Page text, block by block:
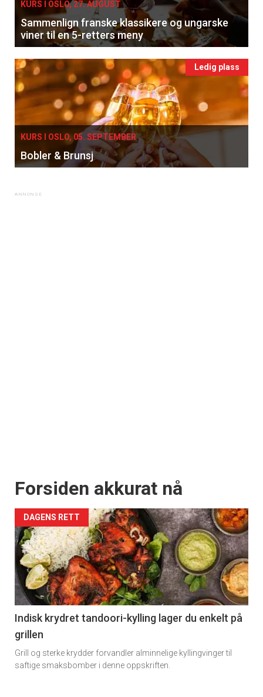
KURS I OSLO, 27. AUGUST
Sammenlign franske klassikere og ungarske
viner til en 5-retters meny
Ledig plass
KURS I OSLO, 05. SEPTEMBER
Bobler & Brunsj
Forsiden akkurat nå
DAGENS RETT
Indisk krydret tandoori-kylling lager du enkelt på
grillen
Grill og sterke krydder forvandler alminnelige kyllingvinger til
saftige smaksbomber i denne oppskriften.